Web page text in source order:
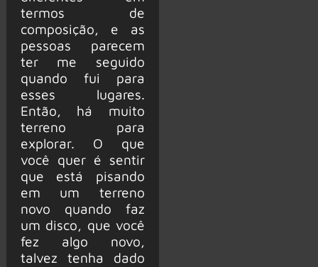
termos de
composição, e as
pessoas parecem
ter me seguido
quando fui para
esses lugares.
Então, há muito
terreno para
explorar. O que
você quer é sentir
que está pisando
em um terreno
novo quando faz
um disco, que você
fez algo novo,
talvez tenha dado